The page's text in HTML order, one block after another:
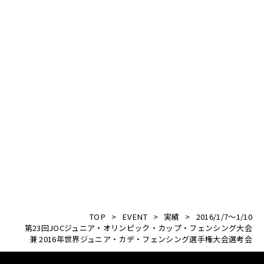
TOP > EVENT > 実績 > 2016/1/7～1/10
第23回JOCジュニア・オリンピック・カップ・フェンシング大会
兼 2016年世界ジュニア・カデ・フェンシング選手権大会選考会